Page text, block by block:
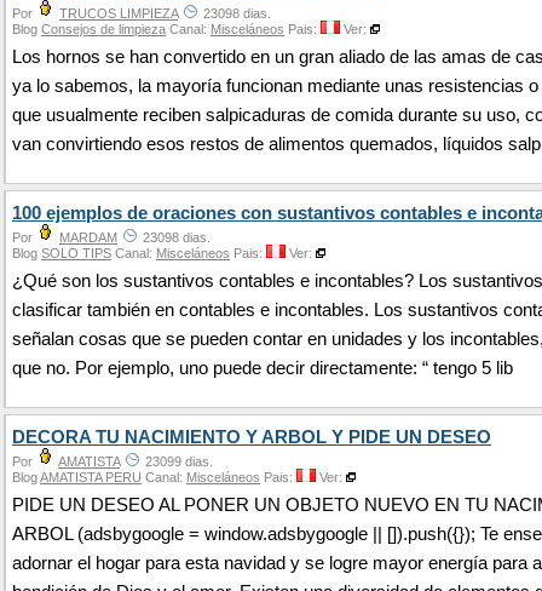
Por TRUCOS LIMPIEZA
23098 dias.
Blog Consejos de limpieza Canal: Misceláneos Pais: Ver:
Los hornos se han convertido en un gran aliado de las amas de
ya lo sabemos, la mayoría funcionan mediante unas resistencias o
que usualmente reciben salpicaduras de comida durante su uso,
van convirtiendo esos restos de alimentos quemados, líquidos
100 ejemplos de oraciones con sustantivos contables e
Por MARDAM
23098 dias.
Blog SOLO TIPS Canal: Misceláneos Pais: Ver:
¿Qué son los sustantivos contables e incontables? Los
clasificar también en contables e incontables. Los sustantivos
señalan cosas que se pueden contar en unidades y los
que no. Por ejemplo, uno puede decir directamente: “ tengo 5 lib
DECORA TU NACIMIENTO Y ARBOL Y PIDE UN DESEO
Por AMATISTA
23099 dias.
BlogAMATISTA PERU Canal: Misceláneos Pais: Ver:
PIDE UN DESEO AL PONER UN OBJETO NUEVO EN TU
ARBOL (adsbygoogle = window.adsbygoogle || []).push({}); Te
adornar el hogar para esta navidad y se logre mayor energía para